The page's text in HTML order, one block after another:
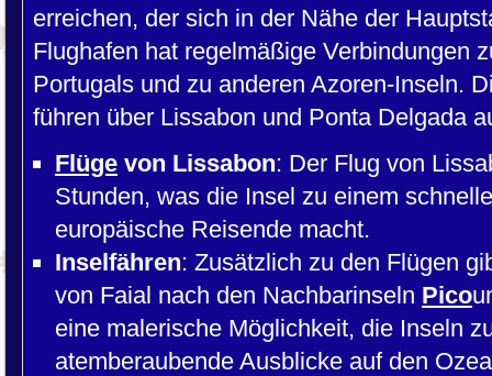
erreichen, der sich in der Nähe der
Flughafen hat regelmäßige Verbindungen
Portugals und zu anderen Azoren-Inseln.
führen über Lissabon und Ponta Delgada
Flüge von Lissabon: Der Flug von
Stunden, was die Insel zu einem
europäische Reisende macht.
Inselfähren: Zusätzlich zu den Flügen
von Faial nach den Nachbarinseln Pico
eine malerische Möglichkeit, die Inseln
atemberaubende Ausblicke auf den